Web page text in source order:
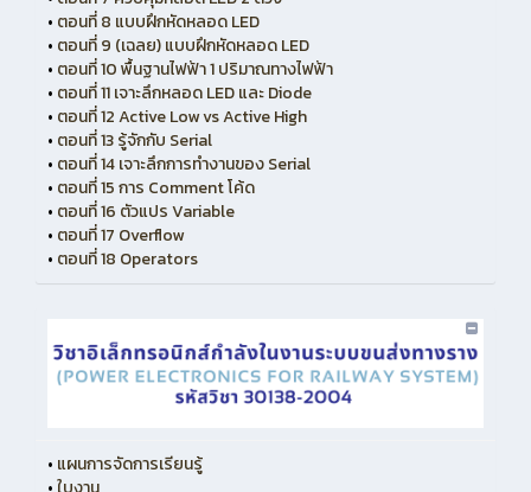
• ตอนที่ 8 แบบฝึกหัดหลอด LED
• ตอนที่ 9 (เฉลย) แบบฝึกหัดหลอด LED
• ตอนที่ 10 พื้นฐานไฟฟ้า 1 ปริมาณทางไฟฟ้า
• ตอนที่ 11 เจาะลึกหลอด LED และ Diode
• ตอนที่ 12 Active Low vs Active High
• ตอนที่ 13 รู้จักกับ Serial
• ตอนที่ 14 เจาะลึกการทำงานของ Serial
• ตอนที่ 15 การ Comment โค้ด
• ตอนที่ 16 ตัวแปร Variable
• ตอนที่ 17 Overflow
• ตอนที่ 18 Operators
• แผนการจัดการเรียนรู้